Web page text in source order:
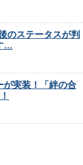
のステータスが判
…
が実装！「絆の合